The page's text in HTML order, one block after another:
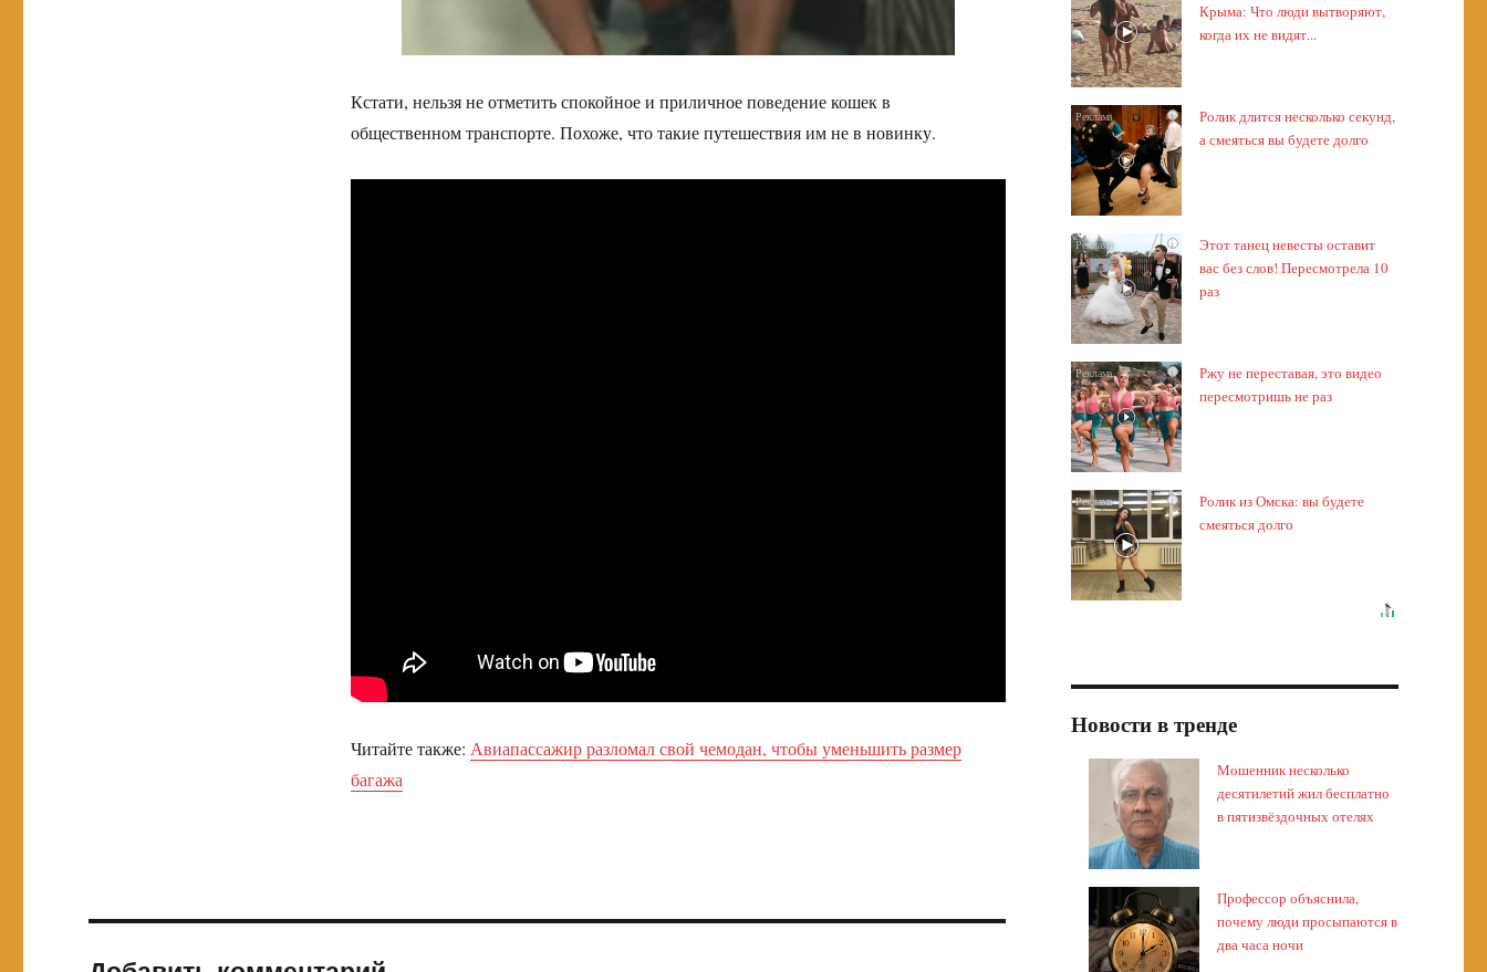
Кстати, нельзя не отметить спокойное и приличное поведение кошек в
общественном транспорте. Похоже, что такие путешествия им не в новинку.
Читайте также: Авиапассажир разломал свой чемодан, чтобы уменьшить размер
багажа
Крыма: Что люди вытворяют,
когда их не видят...
i
Ролик длится несколько секунд,
а смеяться вы будете долго
i
Этот танец невесты оставит
вас без слов! Пересмотрела 10
раз
i
Ржу не переставая, это видео
пересмотришь не раз
i
Ролик из Омска: вы будете
смеяться долго
Новости в тренде
Мошенник несколько
десятилетий жил бесплатно
в пятизвёздочных отелях
Профессор объяснила,
почему люди просыпаются в
два часа ночи